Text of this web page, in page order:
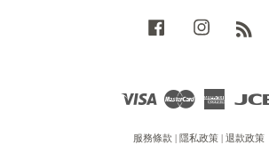
Facebook Instagram
Visa
American
服務條款 | 隱私政策 | 退款政策